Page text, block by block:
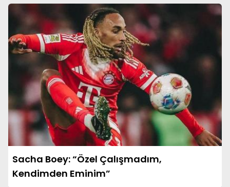
Sacha Boey: “Özel Çalışmadım,
Kendimden Eminim”